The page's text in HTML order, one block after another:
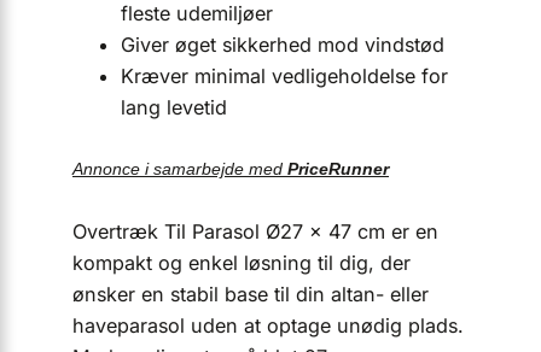
fleste udemiljøer
Giver øget sikkerhed mod vindstød
Kræver minimal vedligeholdelse for
lang levetid
Annonce i samarbejde med PriceRunner
Overtræk Til Parasol Ø27 × 47 cm er en
kompakt og enkel løsning til dig, der
ønsker en stabil base til din altan- eller
haveparasol uden at optage unødig plads.